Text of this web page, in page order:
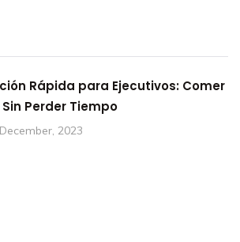
Rápida para Ejecutivos: Comer
Sin Perder Tiempo
2023